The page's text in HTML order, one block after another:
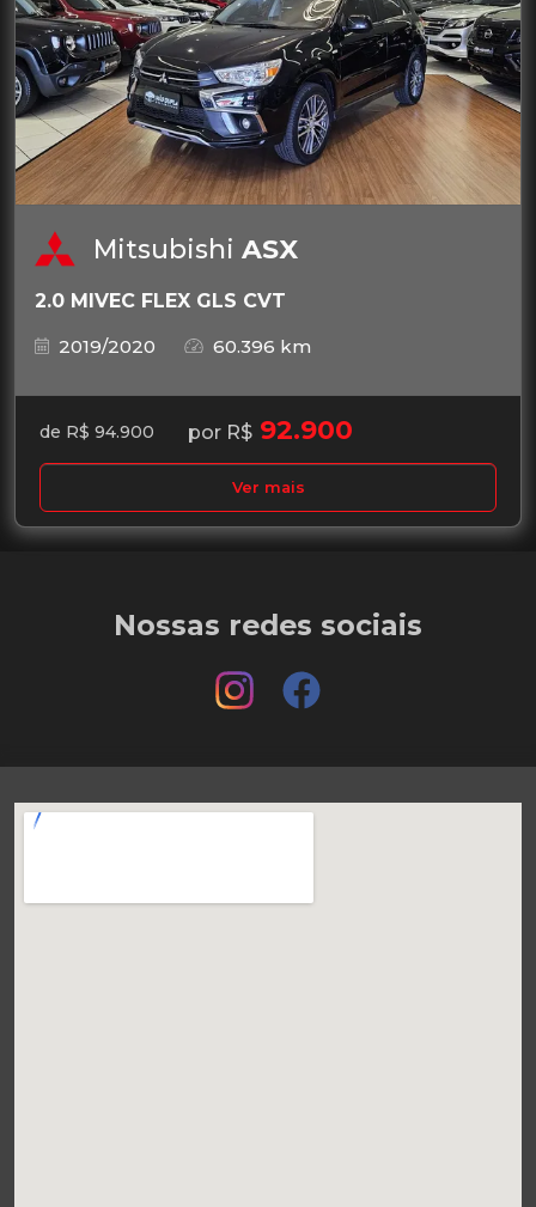
Mitsubishi ASX
2.0 MIVEC FLEX GLS CVT
2019/2020
60.396 km
de R$ 94.900 por R$ 92.900
Ver mais
Nossas redes sociais